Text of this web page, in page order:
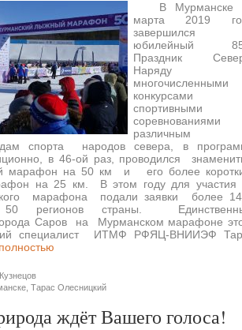
В Мурманске
марта 2019
завершился
юбилейный
Праздник
Наряду
многочисленными
конкурсами
спортивными
соревнованиями
различным
спорта народов севера, в
в 46-ой раз, проводился
марафон на 50 км и его более
на 25 км. В этом году для участия
марафона подали заявки более
50 регионов страны.
Саров на Мурманском марафоне
специалист ИТМФ РФЯЦ-ВНИИЭФ
Тарас Олесницкий
ждёт Вашего голоса!